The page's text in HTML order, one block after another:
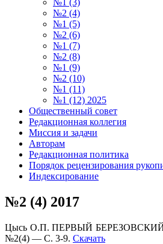
№1 (3)
№2 (4)
№1 (5)
№2 (6)
№1 (7)
№2 (8)
№1 (9)
№2 (10)
№1 (11)
№1 (12) 2025
Общественный совет
Редакционная коллегия
Миссия и задачи
Авторам
Редакционная политика
Порядок рецензирования
Индексирование
№2 (4) 2017
Цысь О.П. ПЕРВЫЙ БЕРЕЗОВСКИЙ
№2(4) — С. 3-9. Скачать